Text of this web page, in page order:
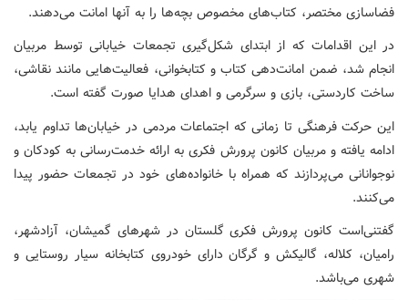
فضاسازی مختصر، کتاب‌های مخصوص بچه‌ها را به آنها امانت می‌دهند.
در این اقدامات که از ابتدای شکل‌گیری تجمعات خیابانی توسط مربیان
انجام شد، ضمن امانت‌دهی کتاب و کتابخوانی، فعالیت‌هایی مانند نقاشی،
ساخت کاردستی، بازی و سرگرمی و اهدای هدایا صورت گفته است.
این حرکت فرهنگی تا زمانی که اجتماعات مردمی در خیابان‌ها تداوم یابد،
ادامه یافته و مربیان کانون پرورش فکری به ارائه خدمت‌رسانی به کودکان و
نوجوانانی می‌پردازند که همراه با خانواده‌های خود در تجمعات حضور پیدا
می‌کنند.
گفتنی‌است کانون پرورش فکری گلستان در شهرهای گمیشان، آزادشهر،
رامیان، کلاله، گالیکش و گرگان دارای خودروی کتابخانه سیار روستایی و
شهری می‌باشد.